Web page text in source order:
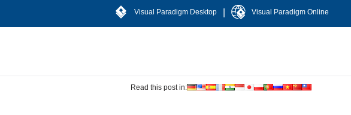
Visual Paradigm Desktop Visual Paradigm Online
Read this post in: